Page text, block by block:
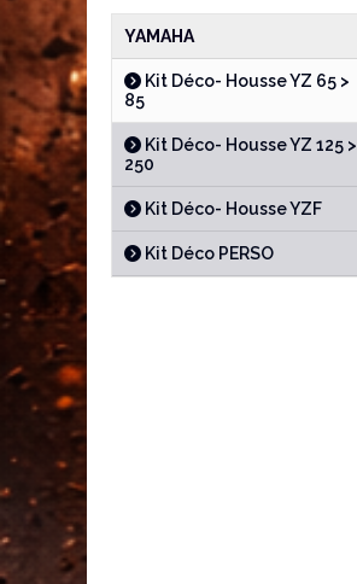
YAMAHA
Kit Déco- Housse YZ 65 >
85
Kit Déco- Housse YZ 125 >
250
Kit Déco- Housse YZF
Kit Déco PERSO